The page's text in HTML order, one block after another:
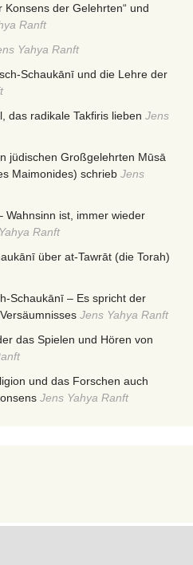
Konsens der Gelehrten“ und
Ranft
Yahya Ranft
Schaukānī und die Lehre der
das radikale Takfiris lieben Jens
jüdischen Großgelehrten Mūsā
Maimonides) schrieb Jens
Wahnsinn ist, immer wieder
Ranft
über at-Tawrāt (die Torah)
Schaukānī – Es spricht der
Jens Yahya Ranft
das Spielen und Hören von
und das Forschen auch
Jens Yahya Ranft